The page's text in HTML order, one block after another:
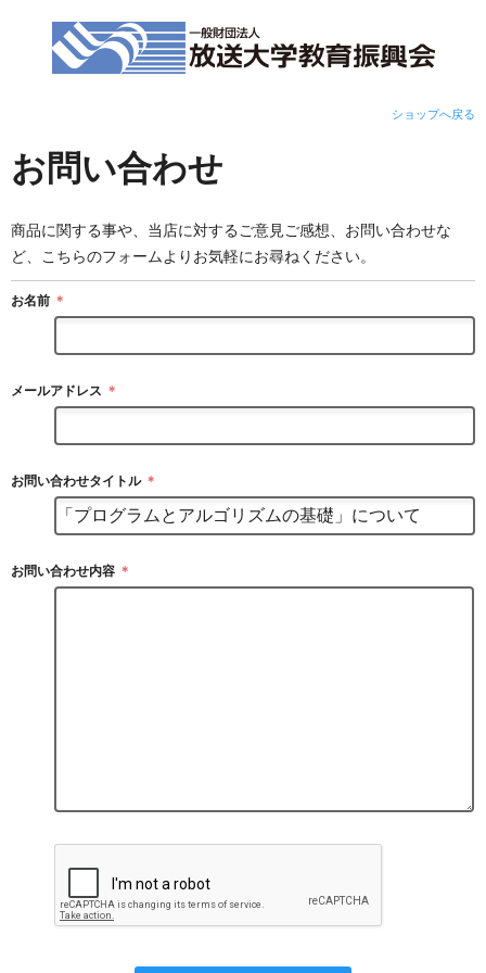
ショップへ戻る
お問い合わせ
商品に関する事や、当店に対するご意見ご感想、お問い合わせな
ど、こちらのフォームよりお気軽にお尋ねください。
お名前 ＊
メールアドレス ＊
お問い合わせタイトル ＊
お問い合わせ内容 ＊